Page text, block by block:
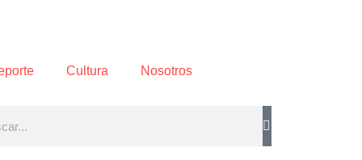
Cultura Nosotros